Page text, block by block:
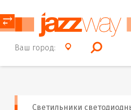
Ваш город:
⥂
Светильники